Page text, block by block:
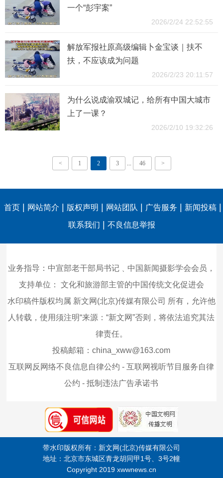
一个“彭宇案”
2026/2/24 22:52:55
解放军报社原高级编辑卜金宝谈｜扶不
扶，不应该成为问题
2026/2/23 20:11:57
为什么说成渝双城记，给所有中国大城市
上了一课？
2026/2/10 19:32:26
< 1 2 3 ... 46 >
首页 网站简介 版权声明 网站团队 广告服务 新闻投稿
联系我们 不良信息举报
业务指导：中宣部老干部局书记﹑中国新闻摄影学会会员，
支持单位： 文化和旅游部主管的中国传统文化促进会
水印稿件版权均属 新文网(北京)传媒有限公司 所有，允许他
人转载，使用须注明“来源：“新文网”否则，将依法追究其法
律责任。
投稿邮箱：china_xww@163.com
互联网反网络不良信息自律公约 -互联网视听节目服务自律
公约 -抵制违法广告承诺书
带水印版权所有：新文网(北京)传媒有限公司
地址：北京市东城区青龙胡同甲1号、3号2幢
Copyright 2019 xwwnews.cn